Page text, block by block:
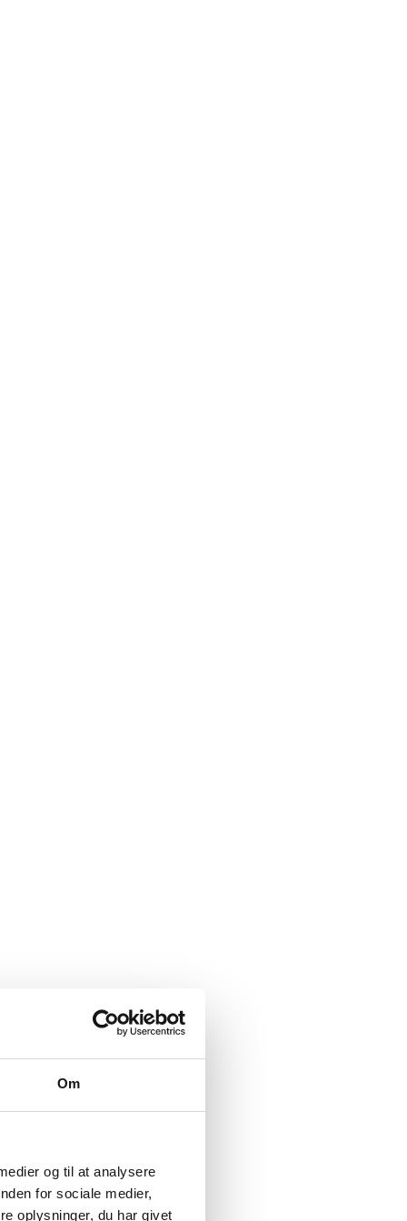
Om
og til at analysere
for sociale medier,
oplysninger, du har givet